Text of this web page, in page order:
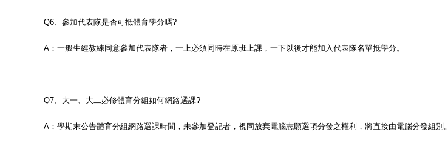
Q6、參加代表隊是否可抵體育學分嗎?
A ：一般生經教練同意參加代表隊者，一上必須同時在原班上課，一下以後才能加入代表隊名單抵學分。
Q7、大一、大二必修體育分組如何網路選課?
A ：學期末公告體育分組網路選課時間，未參加登記者，視同放棄電腦志願選項分發之權利，將直接由電腦分發組別。